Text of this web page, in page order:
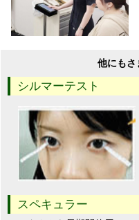
他にもさ
シルマーテスト
スペキュラー